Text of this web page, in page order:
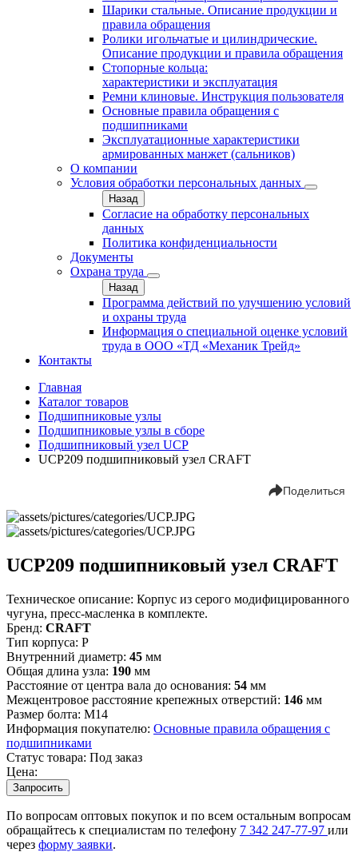
Шарики стальные. Описание продукции и
правила обращения
Ролики игольчатые и цилиндрические.
Описание продукции и правила обращения
Стопорные кольца:
характеристики и эксплуатация
Ремни клиновые. Инструкция пользователя
Основные правила обращения с
подшипниками
Эксплуатационные характеристики
армированных манжет (сальников)
О компании
Условия обработки персональных данных
Назад
Согласие на обработку персональных
данных
Политика конфиденциальности
Документы
Охрана труда
Назад
Программа действий по улучшению условий
и охраны труда
Информация о специальной оценке условий
труда в ООО «ТД «Механик Трейд»
Контакты
Главная
Каталог товаров
Подшипниковые узлы
Подшипниковые узлы в сборе
Подшипниковый узел UCP
UCP209 подшипниковый узел CRAFT
Поделиться
UCP209 подшипниковый узел CRAFT
Техническое описание: Корпус из серого модифицированного
чугуна, пресс-масленка в комплекте.
Бренд: CRAFT
Тип корпуса: P
Внутренний диаметр: 45 мм
Общая длина узла: 190 мм
Расстояние от центра вала до основания: 54 мм
Межцентровое расстояние крепежных отверстий: 146 мм
Размер болта: М14
Информация покупателю: Основные правила обращения с
подшипниками
Статус товара: Под заказ
Цена:
Запросить
По вопросам оптовых покупок и по всем остальным вопросам
обращайтесь к специалистам по телефону 7 342 247-77-97 или
через форму заявки.